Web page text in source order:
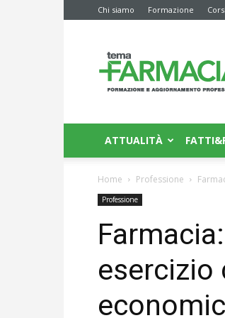
Chi siamo Formazione Corsi
News
ATTUALITÀ
Home Professione
Professione
esercizio